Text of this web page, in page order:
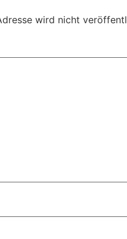
wird nicht